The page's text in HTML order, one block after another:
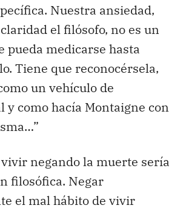
Nuestra ansiedad,
el filósofo, no es un
pueda medicarse hasta
Tiene que reconocérsela,
un vehículo de
y como hacía Montaigne con
negando la muerte sería
filosófica. Negar
el mal hábito de vivir